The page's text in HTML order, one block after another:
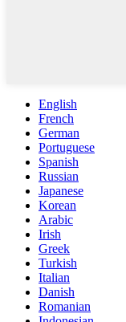
English
French
German
Portuguese
Spanish
Russian
Japanese
Korean
Arabic
Irish
Greek
Turkish
Italian
Danish
Romanian